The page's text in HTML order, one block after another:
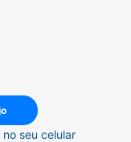
seu celular